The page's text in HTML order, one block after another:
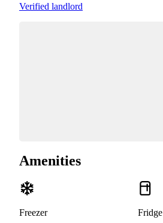
Verified landlord
Amenities
Freezer Fridge